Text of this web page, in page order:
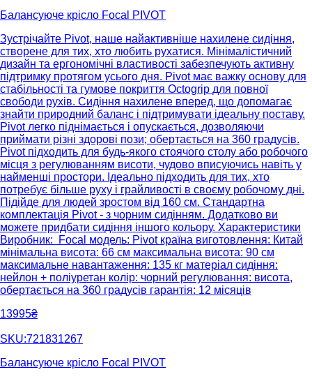
Балансуюче крісло Focal PIVOT
Зустрічайте Pivot, наше найактивніше нахилене сидіння,
створене для тих, хто любить рухатися. Мінімалістичний
дизайн та ергономічні властивості забезпечують активну
підтримку протягом усього дня. Pivot має важку основу для
стабільності та гумове покриття Octogrip для повної
свободи рухів. Сидіння нахилене вперед, що допомагає
знайти природний баланс і підтримувати ідеальну поставу.
Pivot легко піднімається і опускається, дозволяючи
приймати різні здорові пози; обертається на 360 градусів.
Pivot підходить для будь-якого стоячого столу або робочого
місця з регулюванням висоти, чудово вписуючись навіть у
найменші простори. Ідеально підходить для тих, хто
потребує більше руху і грайливості в своєму робочому дні.
Підійде для людей зростом від 160 см. Cтандартна
комплектація Pivot - з чорним сидінням. Додатково ви
можете придбати сидіння іншого кольору. Характеристики
Виробник: Focal модель: Pivot країна виготовлення: Китай
мінімальна висота: 66 см максимальна висота: 90 см
максимальне навантаження: 135 кг матеріал сидіння:
нейлон + поліуретан колір: чорний регулювання: висота,
обертається на 360 градусів гарантія: 12 місяців
13995₴
SKU:721831267
Балансуюче крісло Focal PIVOT